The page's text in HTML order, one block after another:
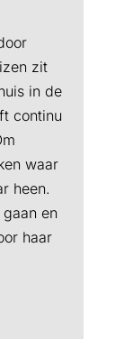
zit
in de
continu
waar
heen.
en
haar